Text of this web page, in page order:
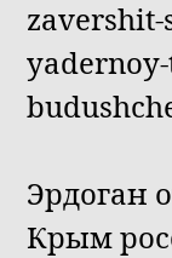
Эрдоган
Крым